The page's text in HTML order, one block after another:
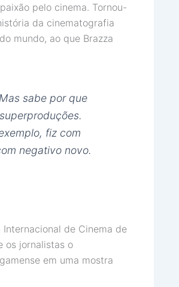
pelo cinema. Tornou-
da cinematografia
mundo, ao que Brazza
sabe por que
fiz com
negativo novo.
de Cinema de
os jornalistas o
em uma mostra